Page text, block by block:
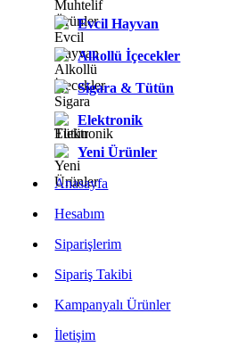
Evcil Hayvan
Alkollü İçecekler
Sigara & Tütün
Elektronik
Yeni Ürünler
Anasayfa
Hesabım
Siparişlerim
Sipariş Takibi
Kampanyalı Ürünler
İletişim